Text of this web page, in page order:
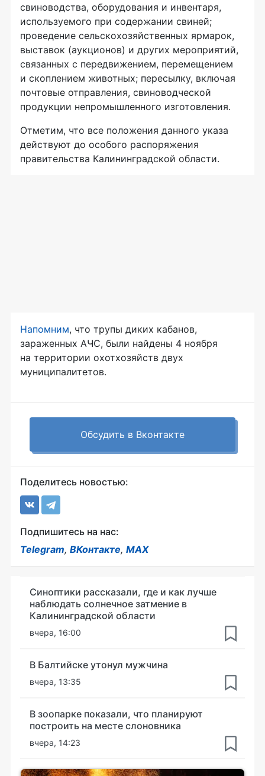
свиноводства, оборудования и инвентаря,
используемого при содержании свиней;
проведение сельскохозяйственных ярмарок,
выставок (аукционов) и других мероприятий,
связанных с передвижением, перемещением
и скоплением животных; пересылку, включая
почтовые отправления, свиноводческой
продукции непромышленного изготовления.
Отметим, что все положения данного указа
действуют до особого распоряжения
правительства Калининградской области.
Напомним, что трупы диких кабанов,
зараженных АЧС, были найдены 4 ноября
на территории охотхозяйств двух
муниципалитетов.
Обсудить в Вконтакте
Поделитесь новостью:
Подпишитесь на нас:
Telegram, ВКонтакте, MAX
Синоптики рассказали, где и как лучше
наблюдать солнечное затмение в
Калининградской области
вчера, 16:00
В Балтийске утонул мужчина
вчера, 13:35
В зоопарке показали, что планируют
построить на месте слоновника
вчера, 14:23